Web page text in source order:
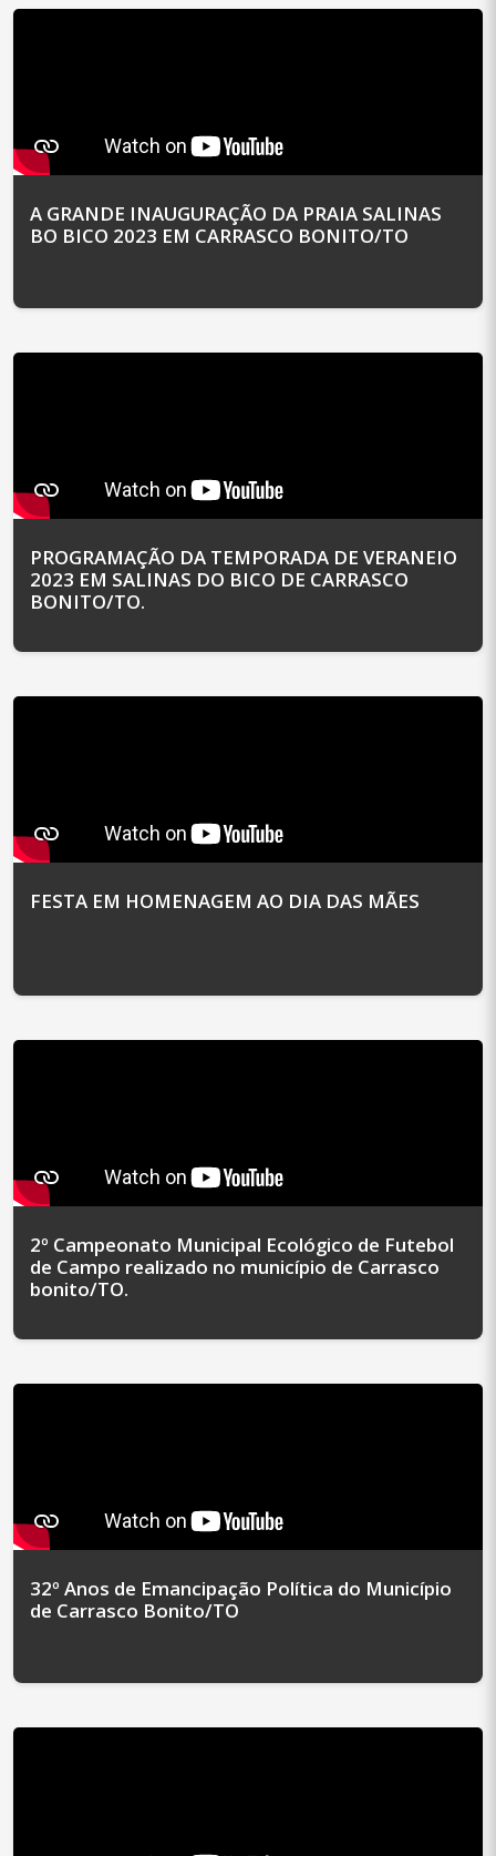
A GRANDE INAUGURAÇÃO DA PRAIA SALINAS
BO BICO 2023 EM CARRASCO BONITO/TO
PROGRAMAÇÃO DA TEMPORADA DE VERANEIO
2023 EM SALINAS DO BICO DE CARRASCO
BONITO/TO.
FESTA EM HOMENAGEM AO DIA DAS MÃES
2º Campeonato Municipal Ecológico de Futebol
de Campo realizado no município de Carrasco
bonito/TO.
32º Anos de Emancipação Política do Município
de Carrasco Bonito/TO